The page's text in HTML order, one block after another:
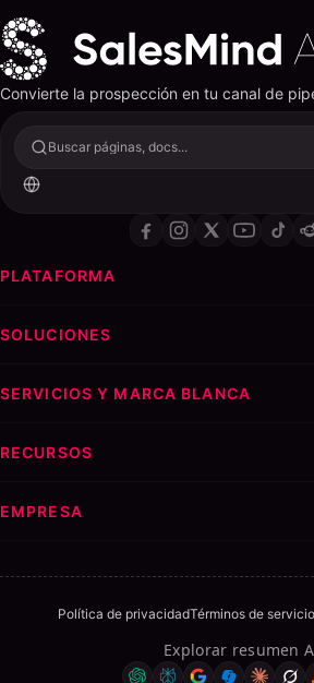
Convierte la prospección en tu canal de
Buscar páginas, docs...
PLATAFORMA
SOLUCIONES
SERVICIOS Y MARCA BLANCA
RECURSOS
EMPRESA
Política de privacidadTérminos de servicio
Explorar resumen